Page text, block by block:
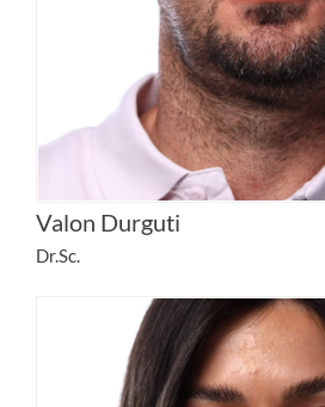
Valon Durguti
Dr.Sc.